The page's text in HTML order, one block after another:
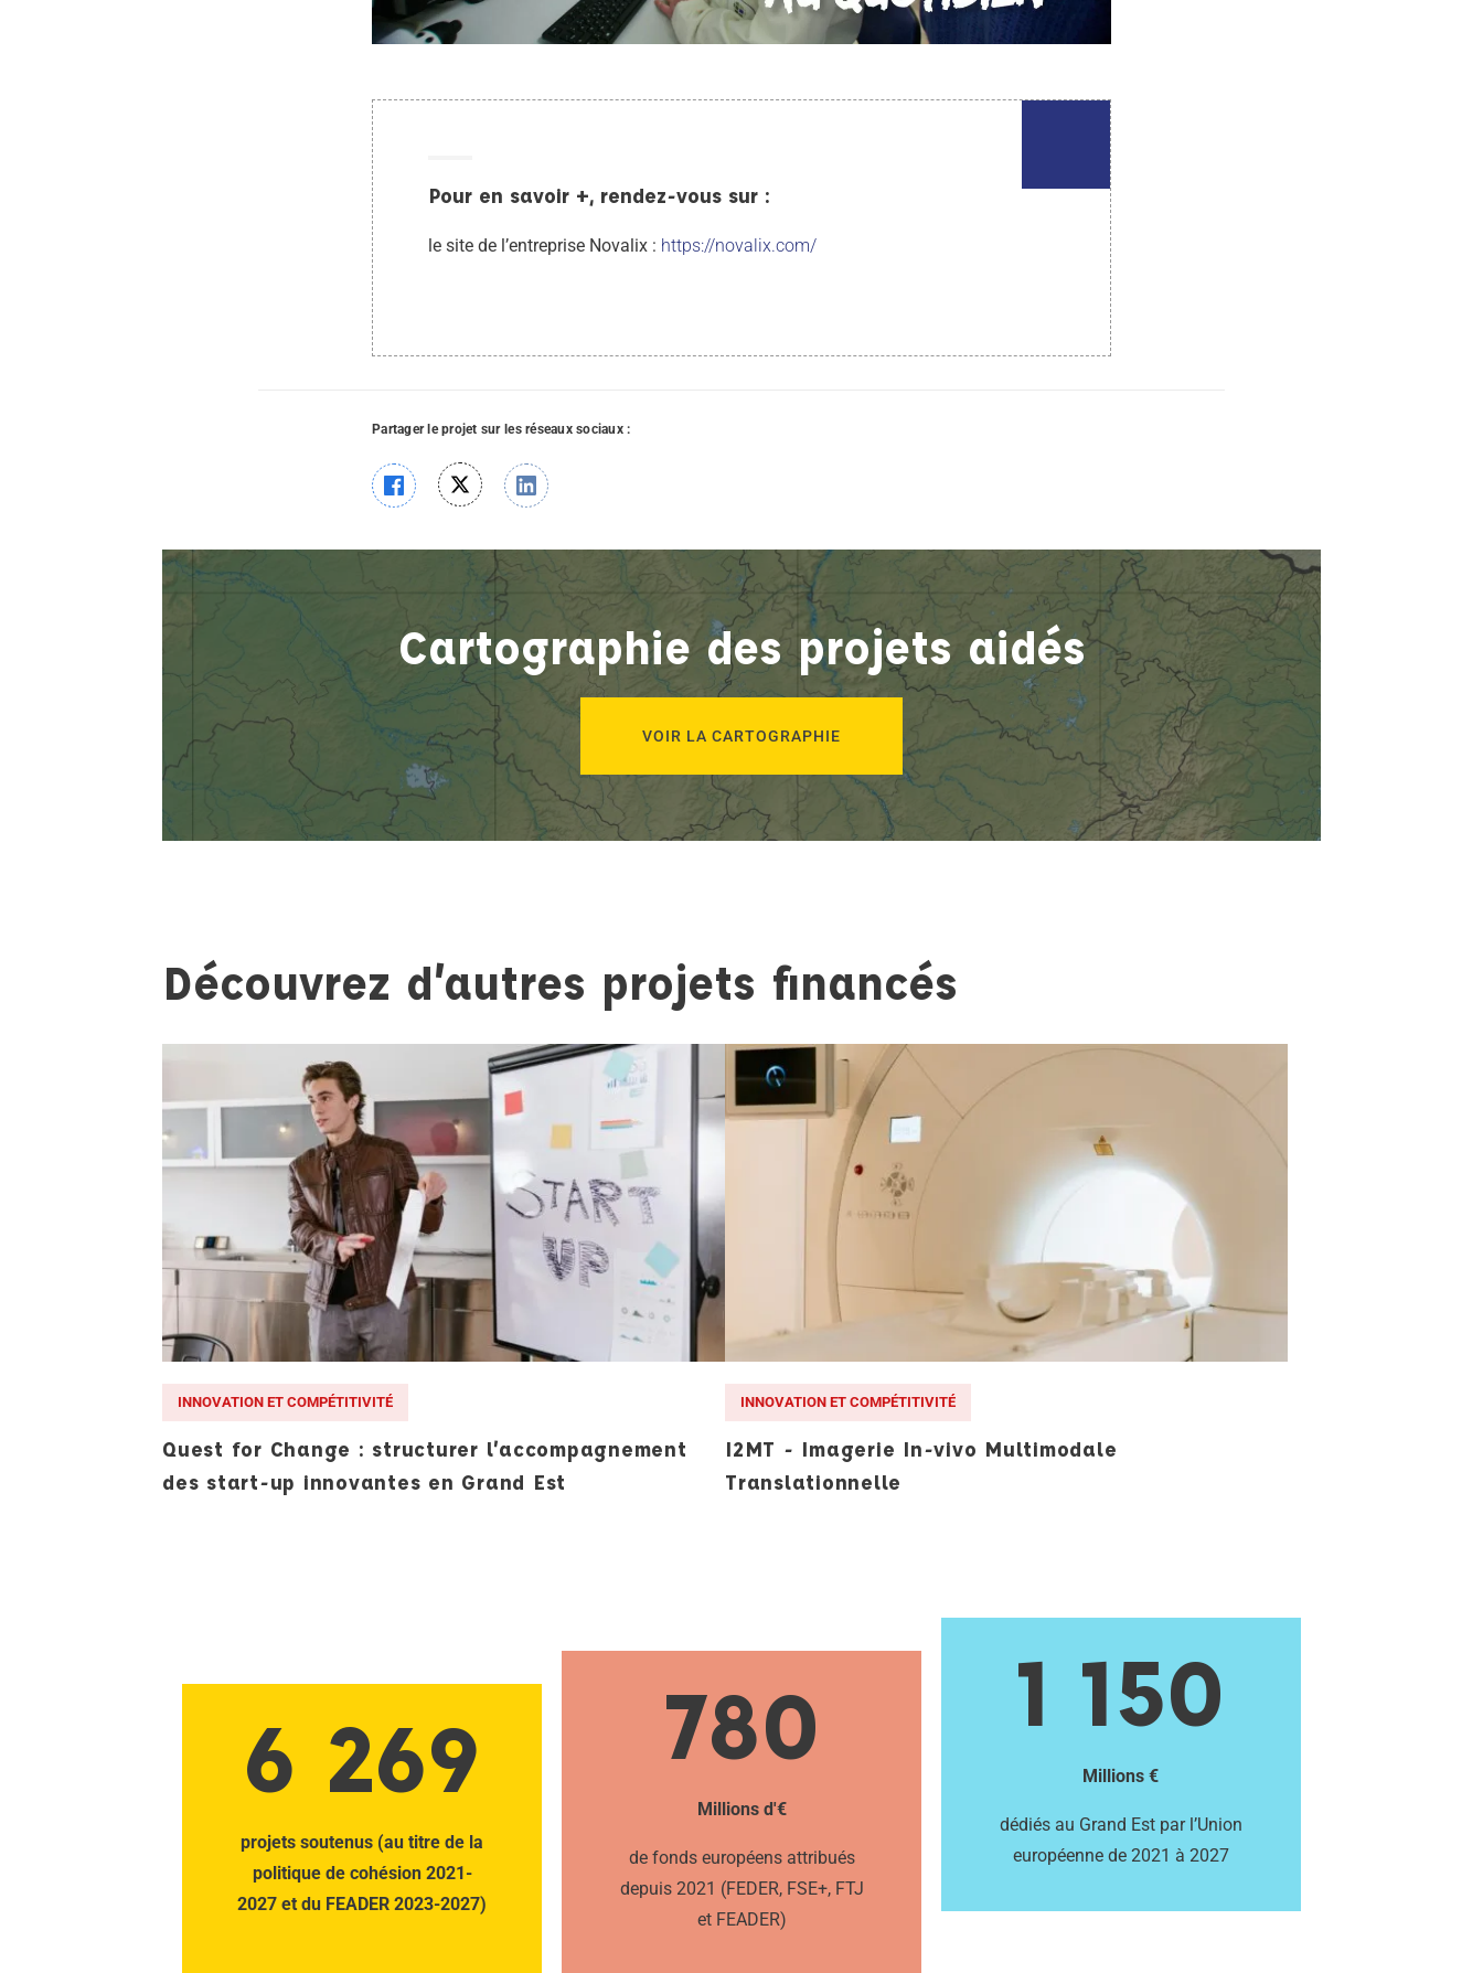
Pour en savoir +, rendez-vous sur :
le site de l’entreprise Novalix : https://novalix.com/
Partager le projet sur les réseaux sociaux :
Cartographie des projets aidés
VOIR LA CARTOGRAPHIE
Découvrez d’autres projets financés
INNOVATION ET COMPÉTITIVITÉ
Quest for Change : structurer l’accompagnement
des start-up innovantes en Grand Est
INNOVATION ET COMPÉTITIVITÉ
I2MT - Imagerie In-vivo Multimodale
Translationnelle
6 269
projets soutenus (au titre de la
politique de cohésion 2021-
2027 et du FEADER 2023-2027)
780
Millions d'€
de fonds européens attribués
depuis 2021 (FEDER, FSE+, FTJ
et FEADER)
1 150
Millions €
dédiés au Grand Est par l’Union
européenne de 2021 à 2027